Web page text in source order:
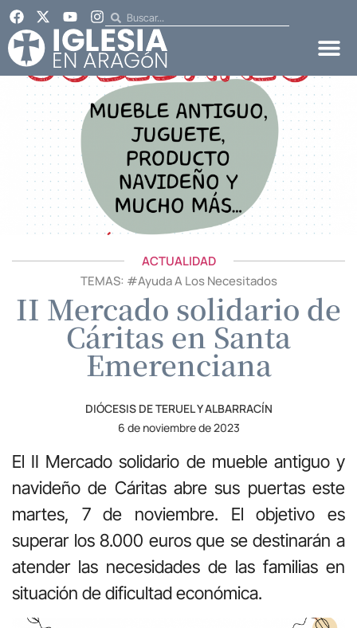
ACTUALIDAD
TEMAS: #Ayuda A Los Necesitados
II Mercado solidario de
Cáritas en Santa
Emerenciana
DIÓCESIS DE TERUEL Y ALBARRACÍN
6 de noviembre de 2023
El II Mercado solidario de mueble antiguo y
navideño de Cáritas abre sus puertas este
martes, 7 de noviembre. El objetivo es
superar los 8.000 euros que se destinarán a
atender las necesidades de las familias en
situación de dificultad económica.